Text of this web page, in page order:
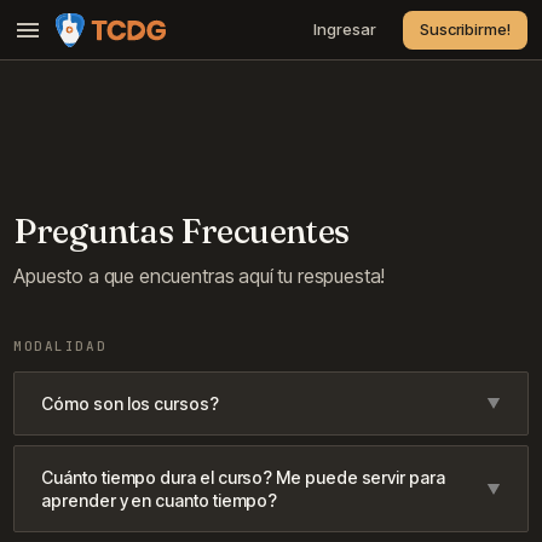
Ingresar Suscribirme!
Precio
Contacto
Preguntas Frecuentes
Apuesto a que encuentras aquí tu respuesta!
MODALIDAD
Cómo son los cursos?
guitarra acústica y eléctrica. Los cursos y lecciones se
encuentran ordenados por nivel y vas a notar solo cuando
estés preparado para pasar al siguiente escalón. Desde ya
Cuánto tiempo dura el curso? Me puede servir para
aprender y en cuanto tiempo?